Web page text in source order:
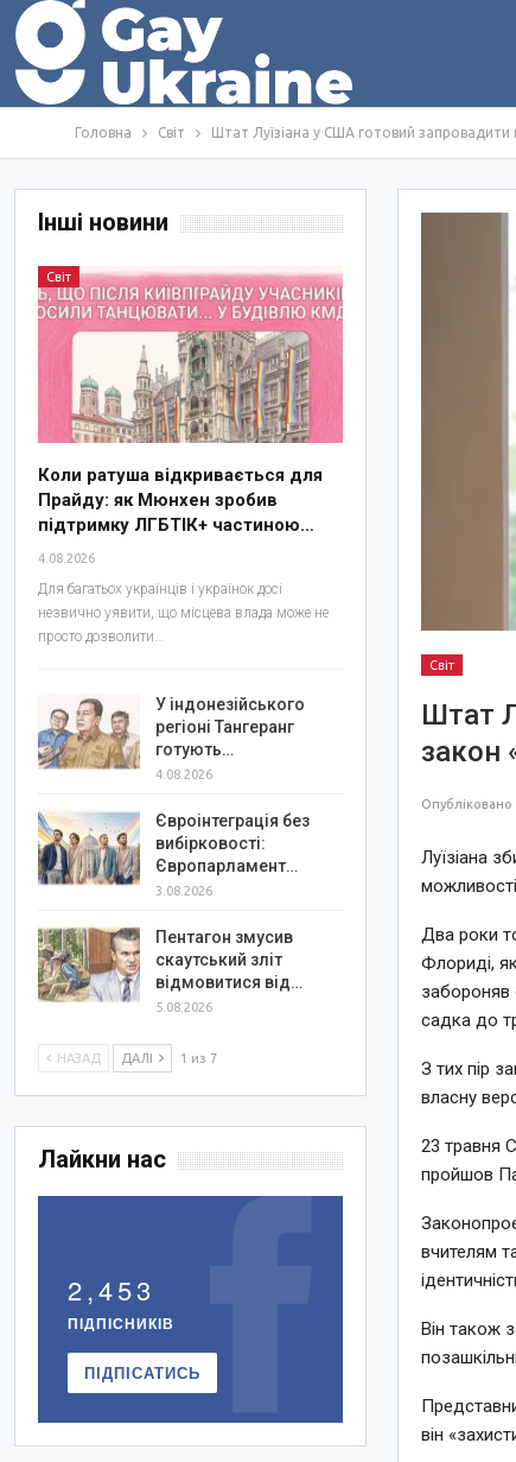
Головна Світ Штат Луїзіана у США готовий запровадити
Світ
Штат
закон
Опубліковано
Луїзіана
Два роки
Флориді,
забороняв
садка до
З тих пір
власну
23 травня
пройшов
вчителям
Він також
він
Інші новини
Світ
Коли ратуша відкривається для
Прайду: як Мюнхен зробив
підтримку ЛГБТІК+ частиною…
4.08.2026
Для багатьох українців і українок досі
незвично уявити, що місцева влада може не
просто дозволити…
У індонезійського
регіоні Тангеранг
готують…
4.08.2026
Євроінтеграція без
вибірковості:
Європарламент…
3.08.2026
Пентагон змусив
скаутський зліт
відмовитися від…
5.08.2026
НАЗАД ДАЛІ 1 из 7
Лайкни нас
2,453
ПІДПІСНИКІВ
ПІДПІСАТИСЬ